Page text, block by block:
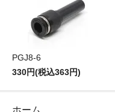
PGJ8-6
330円(税込363円)
ホーム